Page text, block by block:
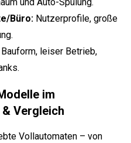
Büro: Nutzerprofile, große
leiser Betrieb,
im
Vergleich
Vollautomaten – von